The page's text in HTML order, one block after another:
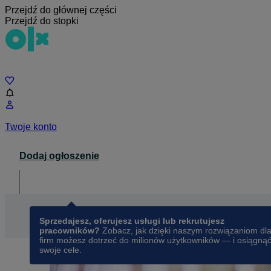
Przejdź do głównej części
Przejdź do stopki
Twoje konto
Dodaj ogłoszenie
Sprzedajesz, oferujesz usługi lub rekrutujesz
pracowników? Zobacz, jak dzięki naszym rozwiązaniom dla
firm możesz dotrzeć do milionów użytkowników — i osiągnąć
swoje cele.